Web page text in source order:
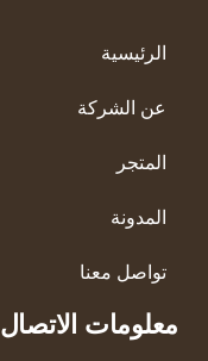
الرئيسية
عن الشركة
المتجر
المدونة
تواصل معنا
معلومات الاتصال